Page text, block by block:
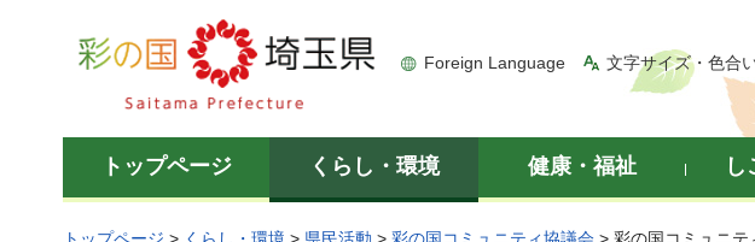
彩の国 埼玉県
Foreign Language 文字サイズ・色合
トップページ くらし・環境 健康・福祉 し